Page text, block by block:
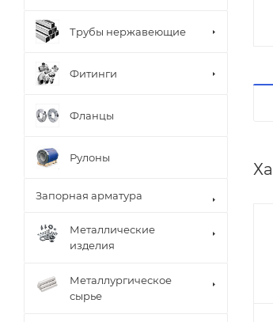
Трубы нержавеющие
Фитинги
Фланцы
Рулоны
Запорная арматура
Металлические
изделия
Металлургическое
сырье